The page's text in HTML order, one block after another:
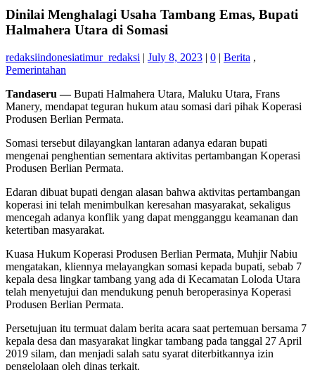
Dinilai Menghalagi Usaha Tambang Emas, Bupati
Halmahera Utara di Somasi
redaksiindonesiatimur_redaksi | July 8, 2023 | 0 | Berita ,
Pemerintahan
Tandaseru —Bupati Halmahera Utara, Maluku Utara, Frans
Manery, mendapat teguran hukum atau somasi dari pihak Koperasi
Produsen Berlian Permata.
Somasi tersebut dilayangkan lantaran adanya edaran bupati
mengenai penghentian sementara aktivitas pertambangan Koperasi
Produsen Berlian Permata.
Edaran dibuat bupati dengan alasan bahwa aktivitas pertambangan
koperasi ini telah menimbulkan keresahan masyarakat, sekaligus
mencegah adanya konflik yang dapat mengganggu keamanan dan
ketertiban masyarakat.
Kuasa Hukum Koperasi Produsen Berlian Permata, Muhjir Nabiu
mengatakan, kliennya melayangkan somasi kepada bupati, sebab 7
kepala desa lingkar tambang yang ada di Kecamatan Loloda Utara
telah menyetujui dan mendukung penuh beroperasinya Koperasi
Produsen Berlian Permata.
Persetujuan itu termuat dalam berita acara saat pertemuan bersama 7
kepala desa dan masyarakat lingkar tambang pada tanggal 27 April
2019 silam, dan menjadi salah satu syarat diterbitkannya izin
pengelolaan oleh dinas terkait.